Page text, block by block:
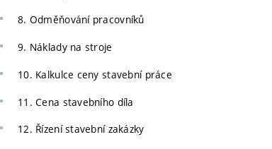
8. Odměňování pracovníků
9. Náklady na stroje
10. Kalkulce ceny stavební práce
11. Cena stavebního díla
12. Řízení stavební zakázky